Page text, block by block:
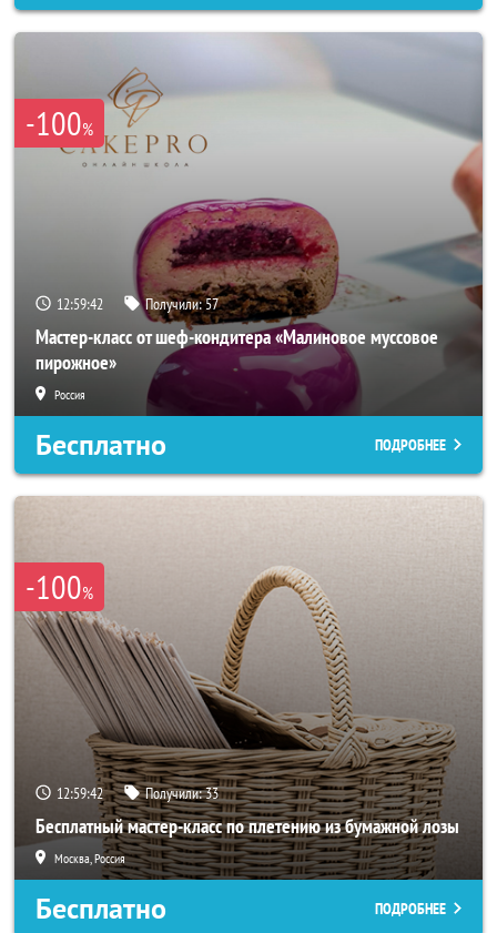
-100%
12:59:39 Получили:57
Мастер-класс от шеф-кондитера «Малиновое муссовое
пирожное»
Россия
Бесплатно ПОДРОБНЕЕ
-100%
12:59:39 Получили:33
Бесплатный мастер-класс по плетению из бумажной лозы
Москва, Россия
Бесплатно ПОДРОБНЕЕ